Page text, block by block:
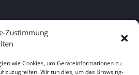
Zustimmung
wie Cookies, um Geräteinformationen zu
zuzugreifen. Wir tun dies, um das Browsing-